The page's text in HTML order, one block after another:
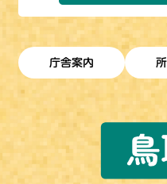
庁舎案内